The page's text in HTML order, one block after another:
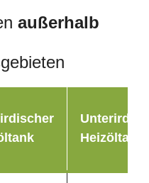
außerhalb
Heizöltank